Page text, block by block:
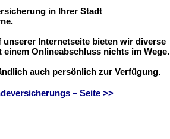
in Ihrer Stadt
unserer Internetseite bieten wir diverse
Onlineabschluss nichts im Wege.
auch persönlich zur Verfügung.
– Seite >>